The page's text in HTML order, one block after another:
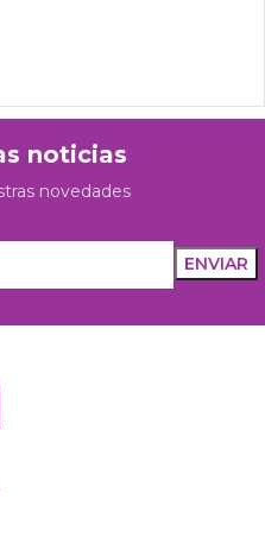
noticias
novedades